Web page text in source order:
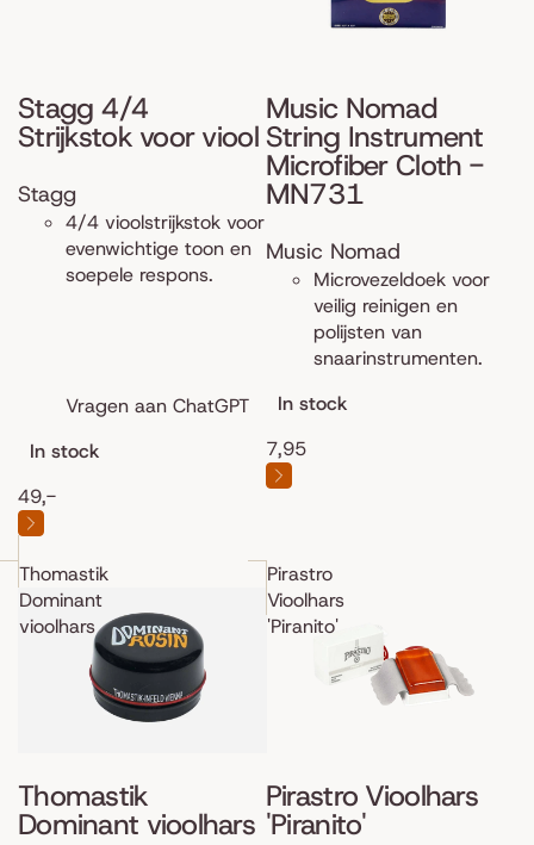
Stagg 4/4
Strijkstok voor viool
Stagg
4/4 vioolstrijkstok voor
evenwichtige toon en
soepele respons.
Vragen aan ChatGPT
In stock
49,-
Music Nomad
String Instrument
Microfiber Cloth -
MN731
Music Nomad
Microvezeldoek voor
veilig reinigen en
polijsten van
snaarinstrumenten.
In stock
7,95
Thomastik
Dominant
vioolhars
Thomastik
Dominant vioolhars
Pirastro
Vioolhars
'Piranito'
Pirastro Vioolhars
'Piranito'